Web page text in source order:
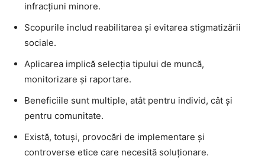
infracțiuni minore.
Scopurile includ reabilitarea și evitarea stigmatizării
sociale.
Aplicarea implică selecția tipului de muncă,
monitorizare și raportare.
Beneficiile sunt multiple, atât pentru individ, cât și
pentru comunitate.
Există, totuși, provocări de implementare și
controverse etice care necesită soluționare.